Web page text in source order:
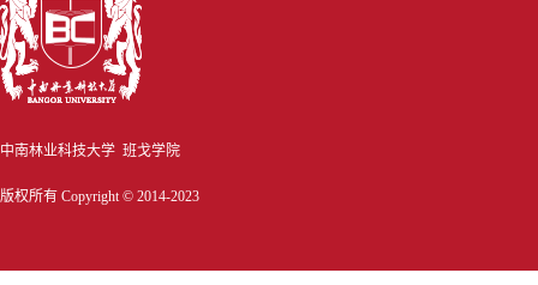
中南林业科技大学 班戈学院
版权所有 Copyright © 2014-2023